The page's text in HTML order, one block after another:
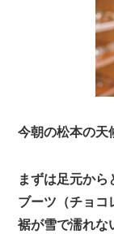
今朝の松本の天
まずは足元か
ブーツ（チョコ
裾が雪で濡れな